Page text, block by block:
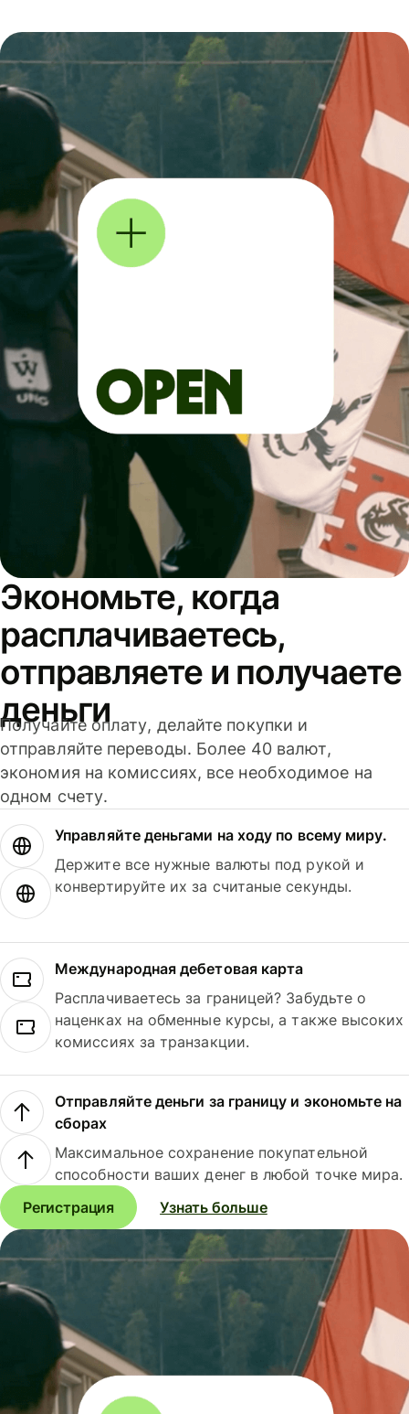
Экономьте, когда
расплачиваетесь,
отправляете и получаете
деньги
Получайте оплату, делайте покупки и
отправляйте переводы. Более 40 валют,
экономия на комиссиях, все необходимое на
одном счету.
Управляйте деньгами на ходу по всему миру.
Держите все нужные валюты под рукой и
конвертируйте их за считаные секунды.
Международная дебетовая карта
Расплачиваетесь за границей? Забудьте о
наценках на обменные курсы, а также высоких
комиссиях за транзакции.
Отправляйте деньги за границу и экономьте на
сборах
Максимальное сохранение покупательной
способности ваших денег в любой точке мира.
Регистрация
Узнать больше